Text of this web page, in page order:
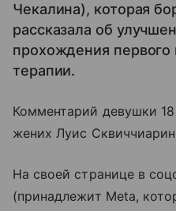
Чекалина), которая
рассказала об
прохождения
терапии.
Комментарий девушки
жених Луис
На своей странице в
(принадлежит Meta,